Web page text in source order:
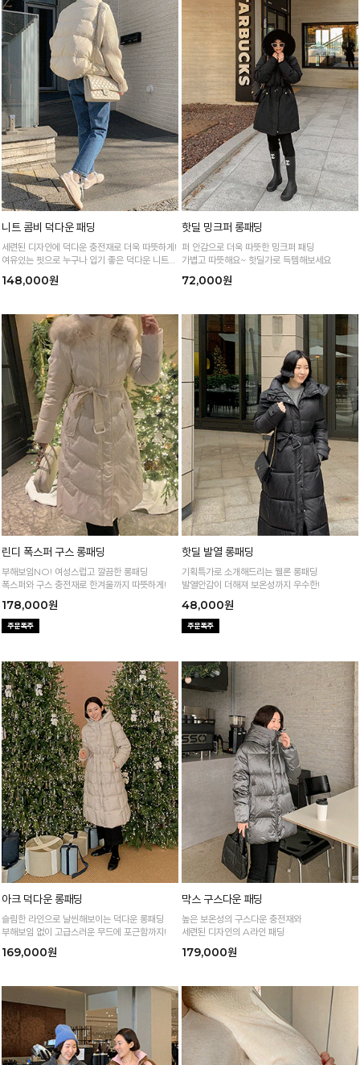
니트 콤비 덕다운 패딩
세련된 디자인에 덕다운 충전재로 더욱 따뜻하게!
여유있는 핏으로 누구나 입기 좋은 덕다운 니트
148,000원
핫딜 밍크퍼 롱패딩
퍼 안감으로 더욱 따뜻한 밍크퍼 패딩
가볍고 따뜻해요~ 핫딜가로 득템해보세요
72,000원
린디 폭스퍼 구스 롱패딩
부해보임NO! 여성스럽고 깔끔한 롱패딩
폭스퍼와 구스 충전재로 한겨울까지 따뜻하게!
178,000원
핫딜 발열 롱패딩
기획특가로 소개해드리는 웰론 롱패딩
발열안감이 더해져 보온성까지 우수한!
48,000원
아크 덕다운 롱패딩
슬림한 라인으로 날씬해보이는 덕다운 롱패딩
부해보임 없이 고급스러운 무드에 포근함까지!
169,000원
막스 구스다운 패딩
높은 보온성의 구스다운 충전재와
세련된 디자인의 A라인 패딩
179,000원